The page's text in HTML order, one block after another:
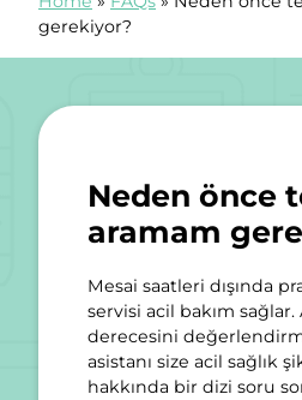
gerekiyor?
Neden önce
aramam
Mesai saatleri dışında
servisi acil bakım
derecesini
asistanı size acil sağlık
hakkında bir dizi soru